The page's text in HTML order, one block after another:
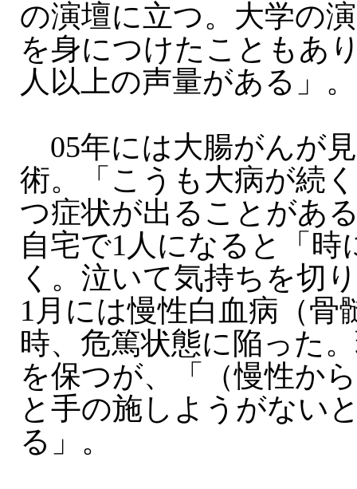
の演壇に立つ。大学の
を身につけたこともあ
人以上の声量がある」。
05年には大腸がんが
術。「こうも大病が続
つ症状が出ることがあ
自宅で1人になると「時
く。泣いて気持ちを切
1月には慢性白血病（骨
時、危篤状態に陥った
を保つが、「（慢性か
と手の施しようがない
る」。